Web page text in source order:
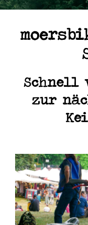
Schnell
zur